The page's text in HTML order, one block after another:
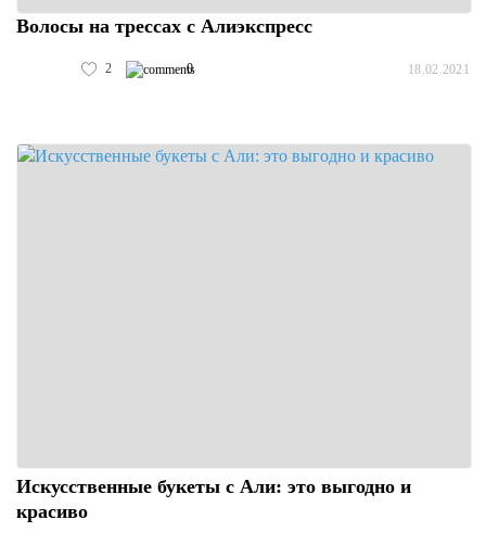
Волосы на трессах с Алиэкспресс
2 0 18.02.2021
Искусственные букеты с Али: это выгодно и
красиво